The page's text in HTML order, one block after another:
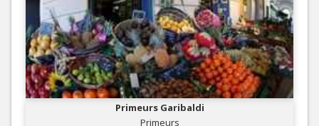
Primeurs Garibaldi
Primeurs